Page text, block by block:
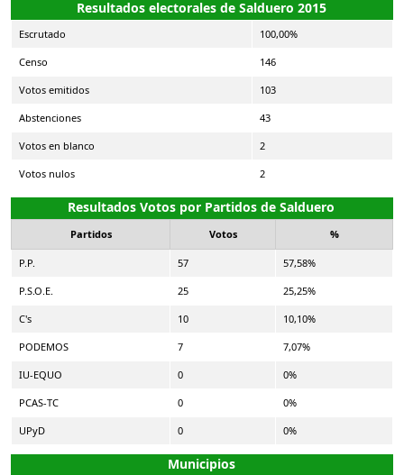
Resultados electorales de Salduero 2015
Escrutado 100,00%
Censo 146
Votos emitidos 103
Abstenciones 43
Votos en blanco 2
Votos nulos 2
Resultados Votos por Partidos de Salduero
Partidos Votos %
P.P. 57 57,58%
P.S.O.E. 25 25,25%
C's 10 10,10%
PODEMOS 7 7,07%
IU-EQUO 0 0%
PCAS-TC 0 0%
UPyD 0 0%
Municipios